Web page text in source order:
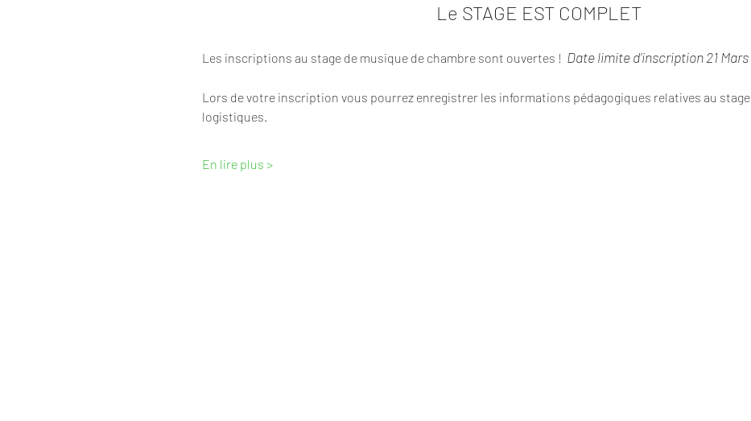
Le STAGE EST COMPLET
Les inscriptions au stage de musique de chambre sont ouvertes ! Date limite d'inscription 21 Mars
Lors de votre inscription vous pourrez enregistrer les informations pédagogiques relatives au
logistiques.
En lire plus >